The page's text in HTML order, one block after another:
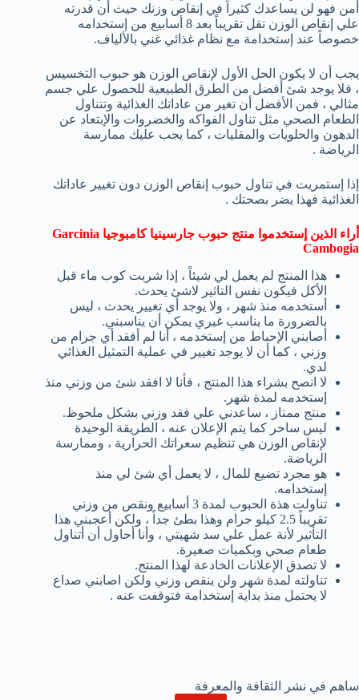
أمن فهو لن يساعدك كثيراً في إنقاص وزنك حيث أن قدرته
علي إنقاص الوزن تقل تقريباً بعد 8 أسابيع من إستخدامه
خصوصاً عند إستخدامة مع نظام غذائي غني بالألياف.
يجب أن لا يكون الحل الأول لإنقاص الوزن هو حبوب التخسيس
، فلا يوجد شئ أفضل من الطرق الطبيعية للحصول علي جسم
مثالي ، فمن الأفضل أن تغير من عاداتك الغذائية وتتناول
الطعام الصحي مثل تناول الفواكه والخضروات والإبتعاد عن
الدهون والحلويات والمقليات ، كما يجب عليك ممارسة
الرياضة .
إذا إستمريت في تناول حبوب إنقاص الوزن دون تغيير عاداتك
الغذائية فهذا يضر بصحتك .
أراء الذين إستخدموا منتج حبوب جارسينيا كامبوجيا Garcinia
Cambogia
هذا المنتج لم يعمل لي شيئاً ، إذا شربت كوب ماء قبل
الأكل فيكون نفس التاثير لاشئ يحدث.
أستخدمه منذ شهر ، ولا يوجد أي تغيير يحدث ، ليس
بالضرورة ما يناسب غيري يمكن أن يناسبني.
أصابني الإحباط من إستخدمه ، أنا لم أفقد أي جرام من
وزني ، كما أن لا يوجد تغيير في عملية التمثيل الغذائي
لدي.
لا انصح بشراء هذا المنتج ، فأنا لا افقد شئ من وزني منذ
إستخدمه لمدة شهر.
منتج ممتاز ، ساعدني علي فقد وزني بشكل ملحوظ.
ليس ساحر كما يتم الإعلان عنه ، الطريقة الوحيدة
لإنقاص الوزن هي تنظيم سعراتك الحرارية ، وممارسة
الرياضة.
هو مجرد تضيع للمال ، لا يعمل أي شئ لي منذ
إستخدامه.
تناولت هذة الحبوب لمدة 3 أسابيع ونقص من وزني
تقريباً 2.5 كيلو جرام وهذا بطئ جداً ، ولكن أعجبني هذا
التأثير لأنة عمل علي سد شهيتي ، وأنا أحاول أن أتناول
طعام صحي وبكميات صغيرة.
لا تصدق الإعلانات الخادعة لهذا المنتج.
تناولته لمدة شهر ولن ينقص وزني ولكن اصابني صداع
لا يحتمل منذ بداية إستخدامة فتوقفت عنه .
ساهم في نشر الثقافة والمعرفة